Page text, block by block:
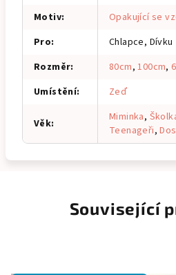
Motiv:
Opakující se
Pro:
Chlapce, Dívku
Rozměr: 80cm,100cm,
Umístění: Zeď
Věk: Miminka,
Teenageři,
Související